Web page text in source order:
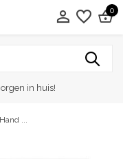
0
in huis!
...